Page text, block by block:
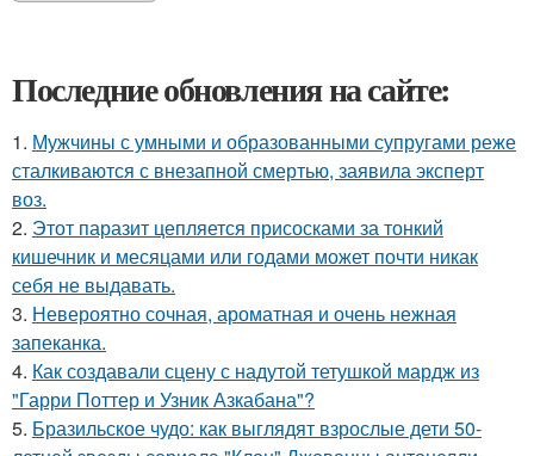
Последние обновления на сайте:
1. Мужчины с умными и образованными супругами реже
сталкиваются с внезапной смертью, заявила эксперт
воз.
2. Этот паразит цепляется присосками за тонкий
кишечник и месяцами или годами может почти никак
себя не выдавать.
3. Невероятно сочная, ароматная и очень нежная
запеканка.
4. Как создавали сцену с надутой тетушкой мардж из
"Гарри Поттер и Узник Азкабана"?
5. Бразильское чудо: как выглядят взрослые дети 50-